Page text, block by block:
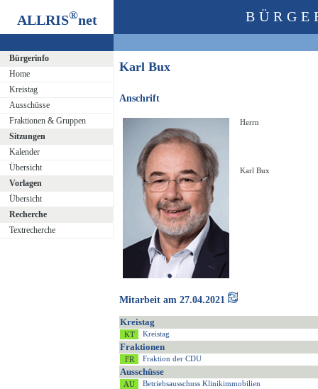
ALLRIS®net
Bürgerinfo
Home
Kreistag
Ausschüsse
Fraktionen & Gruppen
Sitzungen
Kalender
Übersicht
Vorlagen
Übersicht
Recherche
Textrecherche
Karl Bux
Anschrift
Herrn
Karl Bux
Mitarbeit am 27.04.2021
Kreistag
Kreistag
Fraktionen
Fraktion der CDU
Ausschüsse
Betriebsausschuss Klinikimmobilien